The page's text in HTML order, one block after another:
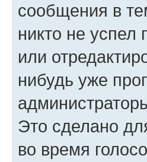
сообщения в
никто не успел
или
нибудь уже
Это сделано
во время